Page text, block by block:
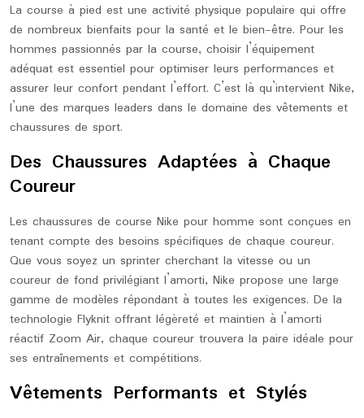
La course à pied est une activité physique populaire qui offre
de nombreux bienfaits pour la santé et le bien-être. Pour les
hommes passionnés par la course, choisir l’équipement
adéquat est essentiel pour optimiser leurs performances et
assurer leur confort pendant l’effort. C’est là qu’intervient Nike,
l’une des marques leaders dans le domaine des vêtements et
chaussures de sport.
Des Chaussures Adaptées à Chaque
Coureur
Les chaussures de course Nike pour homme sont conçues en
tenant compte des besoins spécifiques de chaque coureur.
Que vous soyez un sprinter cherchant la vitesse ou un
coureur de fond privilégiant l’amorti, Nike propose une large
gamme de modèles répondant à toutes les exigences. De la
technologie Flyknit offrant légèreté et maintien à l’amorti
réactif Zoom Air, chaque coureur trouvera la paire idéale pour
ses entraînements et compétitions.
Vêtements Performants et Stylés